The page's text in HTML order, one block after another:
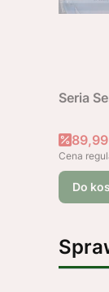
Seria
Cena
89,99
Cena
Do